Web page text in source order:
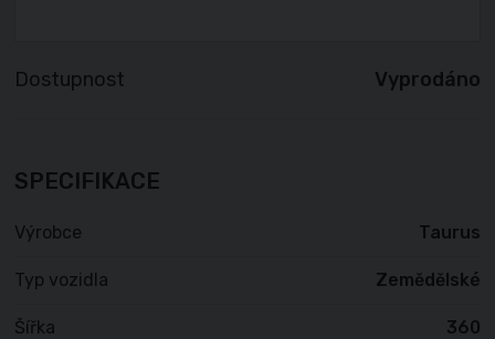
Dostupnost Vyprodáno
SPECIFIKACE
Výrobce Taurus
Typ vozidla Zemědělské
Šířka 360